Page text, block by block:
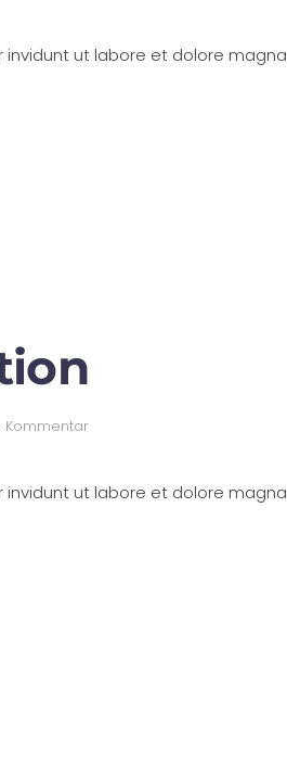
ut labore et dolore
Kommentar
ut labore et dolore